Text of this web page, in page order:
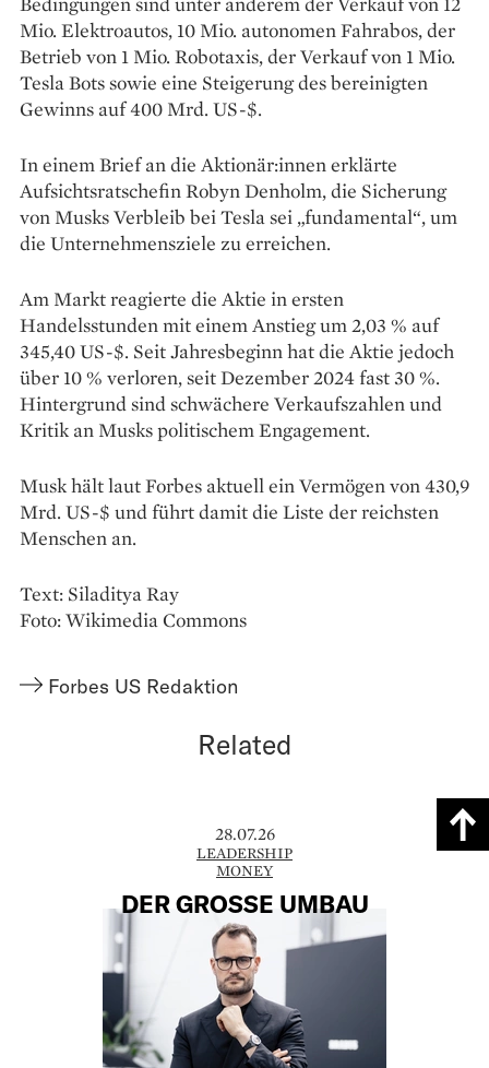
Mio. Elektroautos, 10 Mio. autonomen Fahrabos, der
Betrieb von 1 Mio. Robotaxis, der Verkauf von 1 Mio.
Tesla Bots sowie eine Steigerung des bereinigten
Gewinns auf 400 Mrd. US-$.
In einem Brief an die Aktionär:innen erklärte
Aufsichtsratschefin Robyn Denholm, die Sicherung
von Musks Verbleib bei Tesla sei „fundamental“, um
die Unternehmensziele zu erreichen.
Am Markt reagierte die Aktie in ersten
Handelsstunden mit einem Anstieg um 2,03 % auf
345,40 US-$. Seit Jahresbeginn hat die Aktie jedoch
über 10 % verloren, seit Dezember 2024 fast 30 %.
Hintergrund sind schwächere Verkaufszahlen und
Kritik an Musks politischem Engagement.
Musk hält laut Forbes aktuell ein Vermögen von 430,9
Mrd. US-$ und führt damit die Liste der reichsten
Menschen an.
Text: Siladitya Ray
Foto: Wikimedia Commons
Forbes US Redaktion
Related
28.07.26
LEADERSHIP
MONEY
DER GROSSE UMBAU